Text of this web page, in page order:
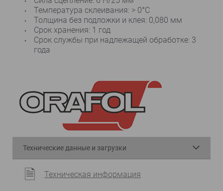
Температура склеивания: > 0°C
Толщина без подложки и клея: 0,080 мм
Срок хранения: 1 год
Срок службы при надлежащей обработке: 3
года
Технические данные и загрузки
Техническая информация